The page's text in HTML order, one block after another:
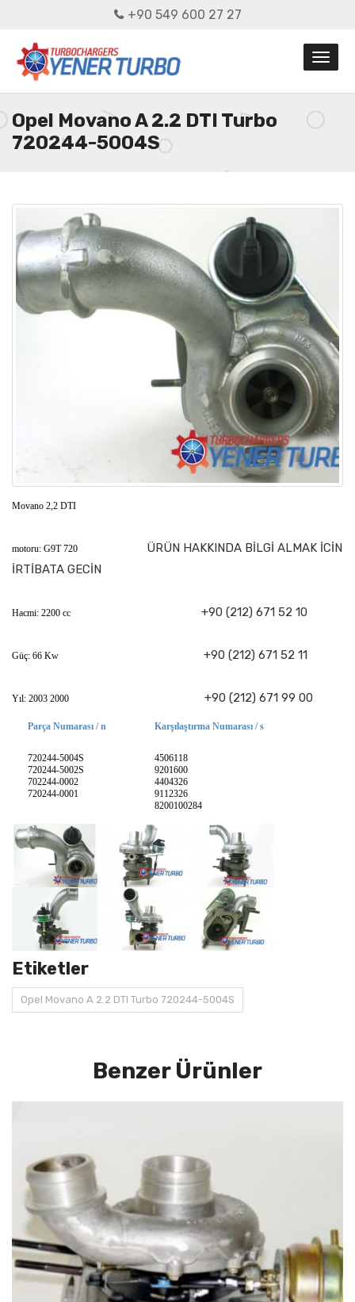
+90 549 600 27 27
Opel Movano A 2.2 DTI Turbo
720244-5004S
Movano 2,2 DTI
motoru: G9T 720 ÜRÜN HAKKINDA BİLGİ ALMAK İCİN
İRTİBATA GECİN
Hacmi: 2200 cc +90 (212) 671 52 10
Güç: 66 Kw +90 (212) 671 52 11
Yıl: 2003 2000 +90 (212) 671 99 00
Parça Numarası / n
720244-5004S
720244-5002S
702244-0002
720244-0001
Karşılaştırma Numarası / s
4506118
9201600
4404326
9112326
8200100284
Etiketler
Opel Movano A 2.2 DTI Turbo 720244-5004S
Benzer Ürünler